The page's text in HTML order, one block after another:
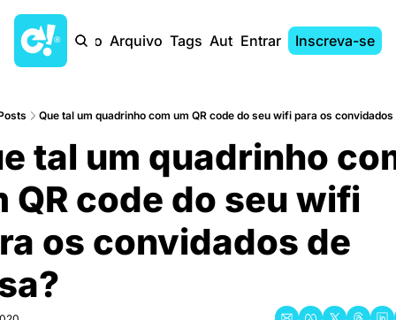
Início Arquivo Tags AutoresEntrar Inscreva-se
Que tal um quadrinho com um QR code do seu wifi para os convidados
tal um quadrinho
QR code do seu wifi
os convidados de